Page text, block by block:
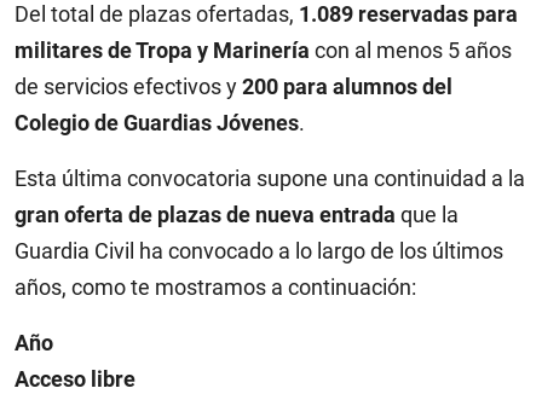
Del total de plazas ofertadas, 1.089 reservadas para
militares de Tropa y Marinería con al menos 5 años
de servicios efectivos y200 para alumnos del
Colegio de Guardias Jóvenes.
Esta última convocatoria supone una continuidad a la
gran oferta de plazas de nueva entrada que la
Guardia Civil ha convocado a lo largo de los últimos
años, como te mostramos a continuación:
Año
Acceso libre